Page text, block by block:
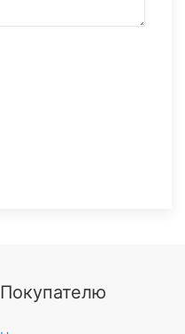
Покупателю